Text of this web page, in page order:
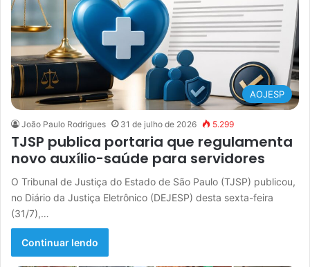
AOJESP
João Paulo Rodrigues 31 de julho de 2026 5.299
TJSP publica portaria que regulamenta
novo auxílio-saúde para servidores
O Tribunal de Justiça do Estado de São Paulo (TJSP) publicou,
no Diário da Justiça Eletrônico (DEJESP) desta sexta-feira
(31/7),…
Continuar lendo